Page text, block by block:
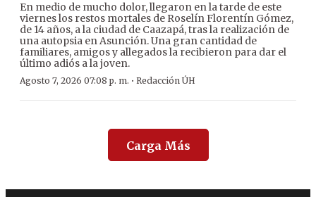
En medio de mucho dolor, llegaron en la tarde de este
viernes los restos mortales de Roselín Florentín Gómez,
de 14 años, a la ciudad de Caazapá, tras la realización de
una autopsia en Asunción. Una gran cantidad de
familiares, amigos y allegados la recibieron para dar el
último adiós a la joven.
Agosto 7, 2026 07:08 p. m. · Redacción ÚH
Carga Más